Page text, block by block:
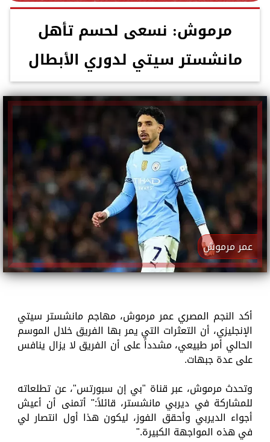
مرموش: نسعى لحسم تأهل
مانشستر سيتي لدوري الأبطال
عمر مرموش
أكد النجم المصري عمر مرموش، مهاجم مانشستر سيتي
الإنجليزي، أن التعثرات التي يمر بها الفريق خلال الموسم
الحالي أمر طبيعي، مشدداً على أن الفريق لا يزال ينافس
على عدة جبهات.
وتحدث مرموش، عبر قناة "بي إن سبورتس"، عن تطلعاته
للمشاركة في ديربي مانشستر، قائلاً:" أتمنى أن أعيش
أجواء الديربي وأحقق الفوز، ليكون هذا أول انتصار لي
في هذه المواجهة الكبيرة."